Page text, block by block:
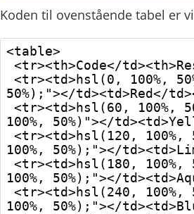
Koden til ovenstående tabel er
<table>
50%);"></td><td>Red</
100%, 50%)"></
100%, 50%);"></
100%, 50%);"></
100%, 50%);"></